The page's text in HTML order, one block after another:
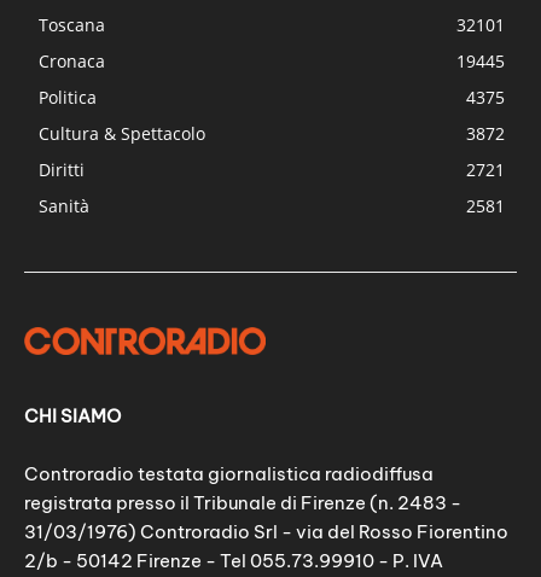
Toscana
32101
Cronaca
19445
Politica
4375
Cultura & Spettacolo
3872
Diritti
2721
Sanità
2581
CHI SIAMO
Controradio testata giornalistica radiodiffusa
registrata presso il Tribunale di Firenze (n. 2483 -
31/03/1976) Controradio Srl - via del Rosso Fiorentino
2/b - 50142 Firenze - Tel 055.73.99910 - P. IVA